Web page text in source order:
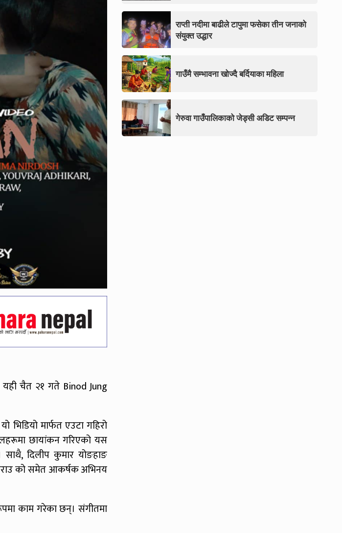
यही चैत २१ गते Binod Jung
भिडियो मार्फत एउटा गहिरो
छायांकन गरिएको यस
साथै, दिलीप कुमार योङहाङ
उराउ को समेत आकर्षक अभिनय
काम गरेका छन्। संगीतमा
राप्ती नदीमा बाढीले टापुमा फसेका तीन जनाको
संयुक्त उद्धार
गाउँमै सम्भावना खोज्दै बर्दियाका महिला
गेरुवा गाउँपालिकाको जेड्सी अडिट सम्पन्न